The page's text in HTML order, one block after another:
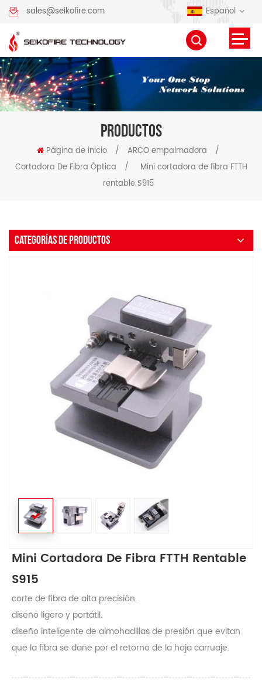
sales@seikofire.com Español
PRODUCTOS
Página de inicio / ARCO empalmadora
/
Cortadora De Fibra Óptica
/
Mini cortadora de fibra FTTH
rentable S915
CATEGORÍAS DE PRODUCTOS
Mini Cortadora De Fibra FTTH Rentable
S915
corte de fibra de alta precisión.
diseño ligero y portátil.
diseño inteligente de almohadillas de presión que evitan
que la fibra se dañe por el retorno de la hojacarruaje.